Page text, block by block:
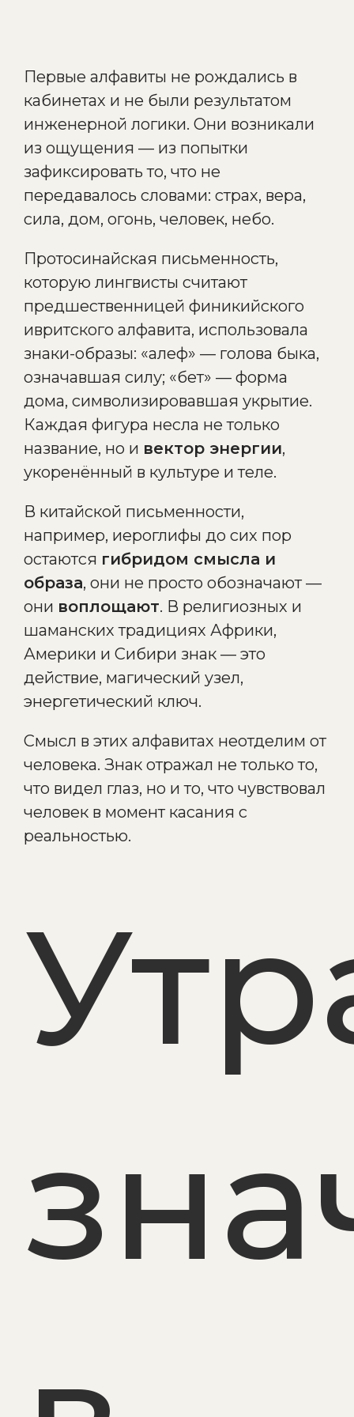
Первые алфавиты не рождались в
кабинетах и не были результатом
инженерной логики. Они возникали
из ощущения — из попытки
зафиксировать то, что не
передавалось словами: страх, вера,
сила, дом, огонь, человек, небо.
Протосинайская письменность,
которую лингвисты считают
предшественницей финикийского
ивритского алфавита, использовала
знаки-образы: «алеф» — голова быка,
означавшая силу; «бет» — форма
дома, символизировавшая укрытие.
Каждая фигура несла не только
название, но и вектор энергии,
укоренённый в культуре и теле.
В китайской письменности,
например, иероглифы до сих пор
остаются гибридом смысла и
образа, они не просто обозначают —
они воплощают. В религиозных и
шаманских традициях Африки,
Америки и Сибири знак — это
действие, магический узел,
энергетический ключ.
Смысл в этих алфавитах неотделим от
человека. Знак отражал не только то,
что видел глаз, но и то, что чувствовал
человек в момент касания с
реальностью.